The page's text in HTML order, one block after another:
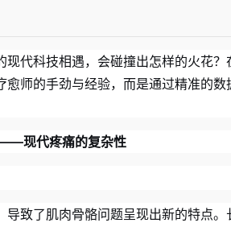
金山区
现代科技相遇，会碰撞出怎样的火花
愈师的手劲与经验，而是通过精准的
现代疼痛的复杂性
导致了肌肉骨骼问题呈现出新的特点